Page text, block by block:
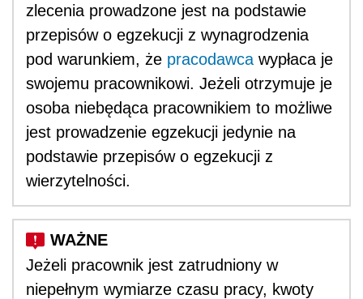
zlecenia prowadzone jest na podstawie
przepisów o egzekucji z wynagrodzenia
pod warunkiem, że pracodawca wypłaca je
swojemu pracownikowi. Jeżeli otrzymuje je
osoba niebędąca pracownikiem to możliwe
jest prowadzenie egzekucji jedynie na
podstawie przepisów o egzekucji z
wierzytelności.
Jeżeli pracownik jest zatrudniony w
niepełnym wymiarze czasu pracy, kwoty